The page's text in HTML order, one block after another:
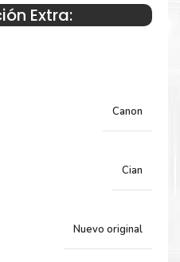
Extra:
Canon
Cian
Nuevo original